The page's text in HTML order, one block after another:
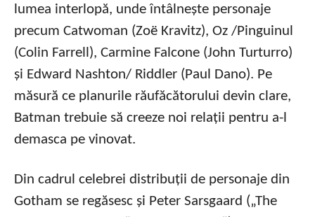
lumea interlopă, unde întâlnește personaje
precum Catwoman (Zoë Kravitz), Oz /Pinguinul
(Colin Farrell), Carmine Falcone (John Turturro)
și Edward Nashton/ Riddler (Paul Dano). Pe
măsură ce planurile răufăcătorului devin clare,
Batman trebuie să creeze noi relații pentru a-l
demasca pe vinovat.
Din cadrul celebrei distribuții de personaje din
Gotham se regăsesc și Peter Sarsgaard („The